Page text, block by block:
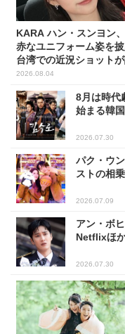
KARA ハン・スンヨン
赤なユニフォーム姿を披
台湾での近況ショット
2026.08.04
8月は時代
始まる韓
2026.07.30
パク・ウ
ストの相
2026.07.09
アン・ボ
Netflixほ
2026.07.30